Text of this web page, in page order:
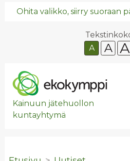
Ohita valikko, siirry suoraan
A
A A
Kainuun jätehuollon
kuntayhtymä